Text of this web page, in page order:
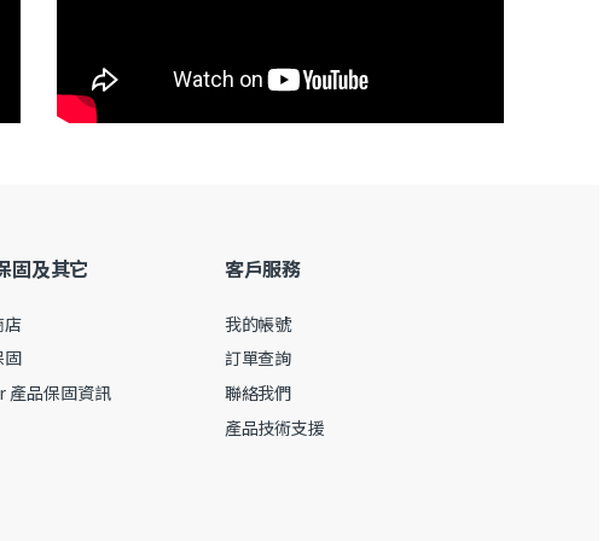
固及其它
店
固
產品保固資訊
客戶服務
我的帳號
訂單查詢
聯絡我們
產品技術支援